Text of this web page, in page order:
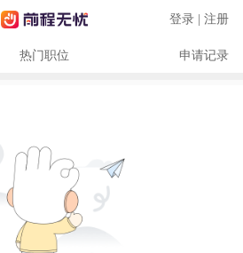
登录 | 注册
热门职位 申请记录